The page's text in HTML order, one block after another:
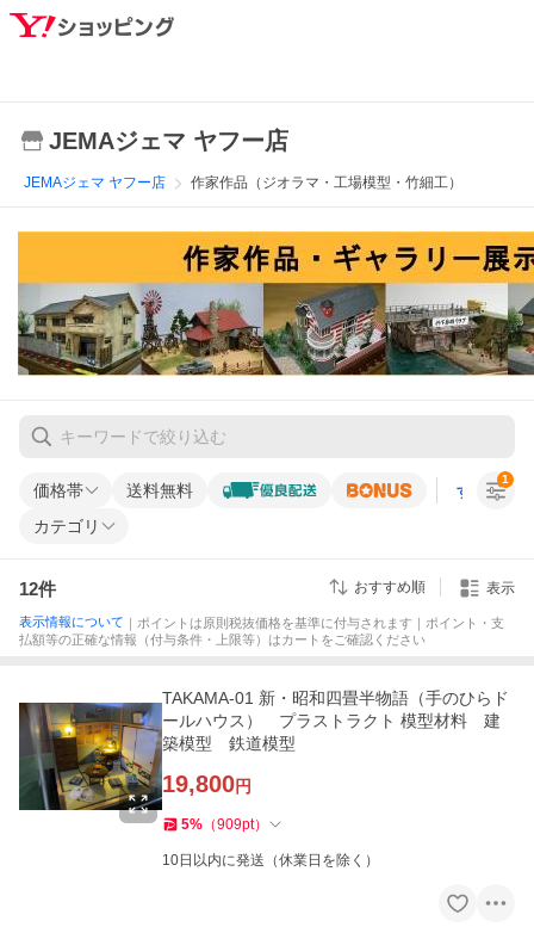
JEMAジェマ ヤフー店
JEMAジェマ ヤフー店 作家作品（ジオラマ・工場模型・竹細工）
価格帯 送料無料 すべての条
カテゴリ
1
12件 おすすめ順 表示
表示情報について ｜ポイントは原則税抜価格を基準に付与されます｜ポイント・支
払額等の正確な情報（付与条件・上限等）はカートをご確認ください
TAKAMA-01 新・昭和四畳半物語（手のひらド
ールハウス） プラストラクト 模型材料 建
築模型 鉄道模型
19,800円
5% （909pt）
10日以内に発送（休業日を除く）